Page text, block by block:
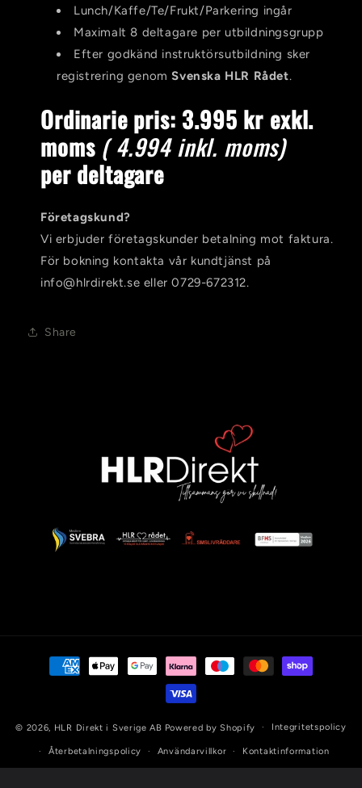
Lunch/Kaffe/Te/Frukt/Parkering ingår
Maximalt 8 deltagare per utbildningsgrupp
Efter godkänd instruktörsutbildning sker
registrering genom Svenska HLR Rådet.
Ordinarie pris: 3.995 kr exkl.
moms ( 4.994 inkl. moms)
per deltagare
Företagskund?
Vi erbjuder företagskunder betalning mot faktura.
För bokning kontakta vår kundtjänst på
info@hlrdirekt.se eller 0729-672312.
Share
Betalningsmetoder
© 2026, HLR Direkt i Sverige AB Powered by Shopify Integritetspolicy
Återbetalningspolicy Användarvillkor Kontaktinformation